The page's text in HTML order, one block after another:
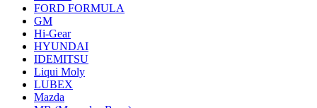
FORD FORMULA
GM
Hi-Gear
HYUNDAI
IDEMITSU
Liqui Moly
LUBEX
Mazda